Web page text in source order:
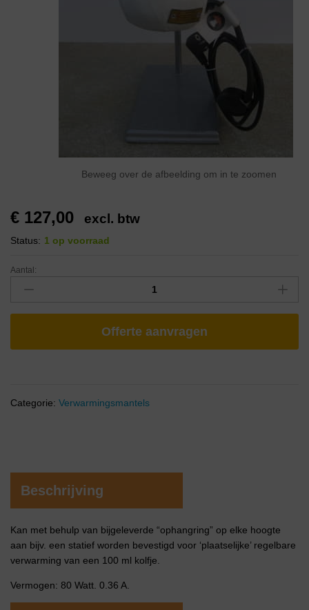
Beweeg over de afbeelding om in te zoomen
€ 127,00 excl. btw
Status: 1 op voorraad
Aantal:
Offerte aanvragen
Categorie: Verwarmingsmantels
Beschrijving
Kan met behulp van bijgeleverde “ophangring” op elke hoogte
aan bijv. een statief worden bevestigd voor ‘plaatselijke’ regelbare
verwarming van een 100 ml kolfje.
Vermogen: 80 Watt. 0.36 A.